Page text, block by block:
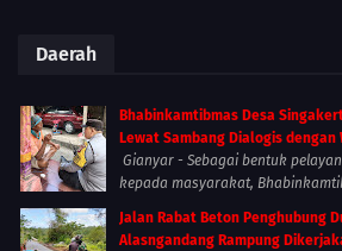
Daerah
Bhabinkamtibmas Desa
Lewat Sambang Dialogis dengan
Gianyar - Sebagai bentuk
kepada masyarakat,
Jalan Rabat Beton Penghubung
Alasngandang Rampung